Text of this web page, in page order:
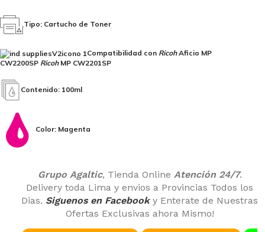
Tipo: Cartucho de Toner
Compatibilidad con RicohAficio MP
CW2200SP RicohMP CW2201SP
Contenido: 100ml
Color: Magenta
Grupo Agaltic, Tienda Online Atención 24/7.
Delivery toda Lima y envios a Provincias Todos los
Dias. Siguenos en Facebooky Enterate de Nuestras
Ofertas Exclusivas ahora Mismo!